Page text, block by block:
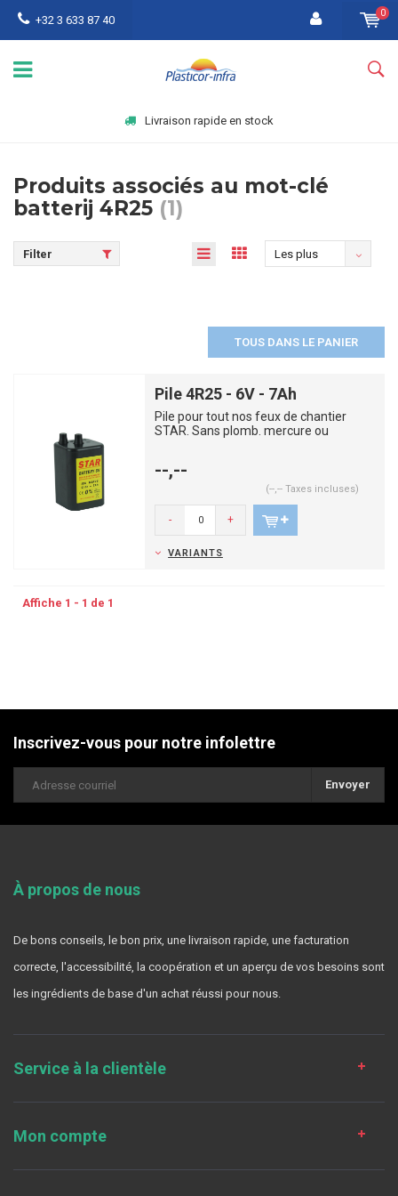
+32 3 633 87 40
0
Livraison rapide en stock
Produits associés au mot-clé
batterij 4R25 (1)
Filter
Les plus
TOUS DANS LE PANIER
Pile 4R25 - 6V - 7Ah
Pile pour tout nos feux de chantier
STAR. Sans plomb. mercure ou
--,--
(--,-- Taxes incluses)
- +
VARIANTS
Affiche 1 - 1 de 1
Inscrivez-vous pour notre infolettre
Envoyer
À propos de nous
De bons conseils, le bon prix, une livraison rapide, une facturation
correcte, l'accessibilité, la coopération et un aperçu de vos besoins sont
les ingrédients de base d'un achat réussi pour nous.
Service à la clientèle
Mon compte